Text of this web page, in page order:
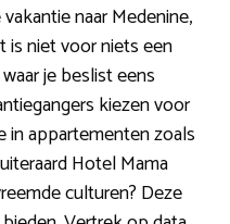
naar Medenine,
is niet voor niets een
je beslist eens
kiezen voor
in appartementen zoals
Hotel Mama
culturen? Deze